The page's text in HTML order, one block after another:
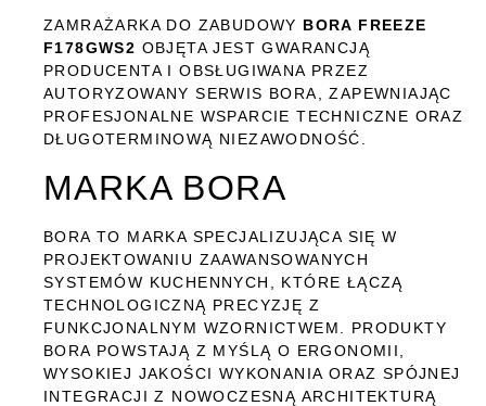
ZAMRAŻARKA DO ZABUDOWY BORA FREEZE
F178GWS2 OBJĘTA JEST GWARANCJĄ
PRODUCENTA I OBSŁUGIWANA PRZEZ
AUTORYZOWANY SERWIS BORA, ZAPEWNIAJĄC
PROFESJONALNE WSPARCIE TECHNICZNE ORAZ
DŁUGOTERMINOWĄ NIEZAWODNOŚĆ.
MARKA BORA
BORA TO MARKA SPECJALIZUJĄCA SIĘ W
PROJEKTOWANIU ZAAWANSOWANYCH
SYSTEMÓW KUCHENNYCH, KTÓRE ŁĄCZĄ
TECHNOLOGICZNĄ PRECYZJĘ Z
FUNKCJONALNYM WZORNICTWEM. PRODUKTY
BORA POWSTAJĄ Z MYŚLĄ O ERGONOMII,
WYSOKIEJ JAKOŚCI WYKONANIA ORAZ SPÓJNEJ
INTEGRACJI Z NOWOCZESNĄ ARCHITEKTURĄ